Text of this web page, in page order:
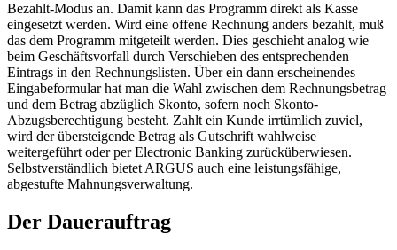
Bezahlt-Modus an. Damit kann das Programm direkt als Kasse
eingesetzt werden. Wird eine offene Rechnung anders bezahlt, muß
das dem Programm mitgeteilt werden. Dies geschieht analog wie
beim Geschäftsvorfall durch Verschieben des entsprechenden
Eintrags in den Rechnungslisten. Über ein dann erscheinendes
Eingabeformular hat man die Wahl zwischen dem Rechnungsbetrag
und dem Betrag abzüglich Skonto, sofern noch Skonto-
Abzugsberechtigung besteht. Zahlt ein Kunde irrtümlich zuviel,
wird der übersteigende Betrag als Gutschrift wahlweise
weitergeführt oder per Electronic Banking zurücküberwiesen.
Selbstverständlich bietet ARGUS auch eine leistungsfähige,
abgestufte Mahnungsverwaltung.
Der Dauerauftrag